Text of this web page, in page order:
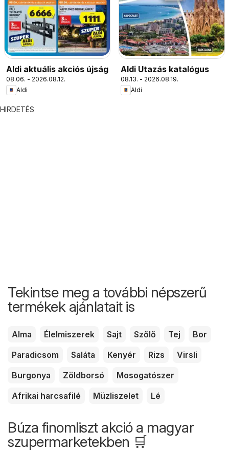
Aldi aktuális akciós újság
08.06. - 2026.08.12.
Aldi
Aldi Utazás katalógus
08.13. - 2026.08.19.
Aldi
HIRDETÉS
Tekintse meg a további népszerű
termékek ajánlatait is
Alma Élelmiszerek Sajt Szőlő Tej
Bor
Paradicsom
Saláta Kenyér Rizs
Virsli
Burgonya
Zöldborsó
Mosogatószer
Afrikai harcsafilé
Müzliszelet Lé
Búza finomliszt akció a magyar
szupermarketekben 🛒